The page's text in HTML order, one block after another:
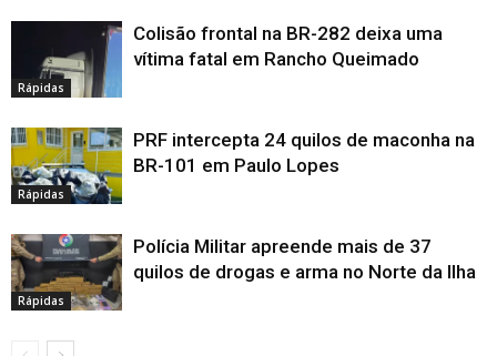
Rápidas
Colisão frontal na BR-282 deixa uma
vítima fatal em Rancho Queimado
Rápidas
PRF intercepta 24 quilos de maconha na
BR-101 em Paulo Lopes
Rápidas
Polícia Militar apreende mais de 37
quilos de drogas e arma no Norte da Ilha